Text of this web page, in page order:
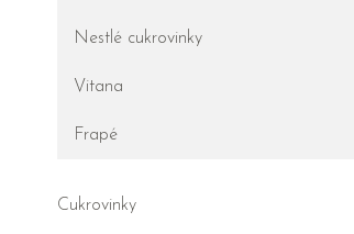
Nestlé cukrovinky
Vitana
Frapé
Cukrovinky